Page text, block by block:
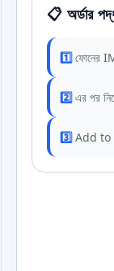
📋 অর্ডার
1️⃣ফোনের
2️⃣এর পর
3️⃣Add to